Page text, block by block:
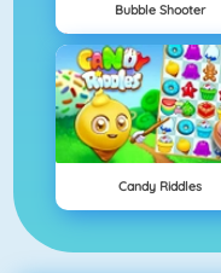
Bubble Shooter
Candy Riddles